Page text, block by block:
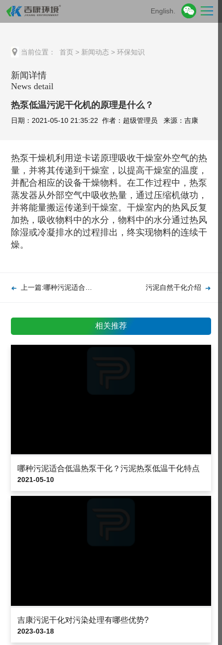
English.
当前位置： 首页 > 新闻动态 >环保知识
新闻详情
News detail
热泵低温污泥干化机的原理是什么？
日期：2021-05-10 21:35:22 作者：超级管理员 来源：吉康
热泵干燥机利用逆卡诺原理吸收干燥室外空气的热
量，并将其传递到干燥室，以提高干燥室的温度，
并配合相应的设备干燥物料。在工作过程中，热泵
蒸发器从外部空气中吸收热量，通过压缩机做功，
并将能量搬运传递到干燥室。干燥室内的热风反复
加热，吸收物料中的水分，物料中的水分通过热风
除湿或冷凝排水的过程排出，终实现物料的连续干
燥。
污泥自然干化介绍
相关推荐
哪种污泥适合低温热泵干化？污泥热泵低温干化特点
2021-05-10
吉康污泥干化对污染处理有哪些优势?
2023-03-18